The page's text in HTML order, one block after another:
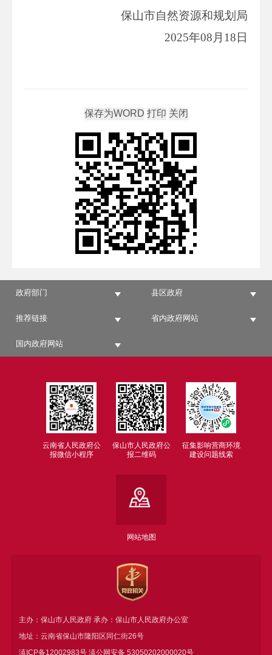
保山市自然资源和规划局
2025年08月18日
政府部门 县区政府
推荐链接 省内政府网站
国内政府网站
云南省人民政府公
报微信小程序
保山市人民政府公
报二维码
征集影响营商环境
建设问题线索
网站地图
主办：保山市人民政府 承办：保山市人民政府办公室
地址：云南省保山市隆阳区同仁街26号
滇ICP备12002983号滇公网安备 53050202000020号